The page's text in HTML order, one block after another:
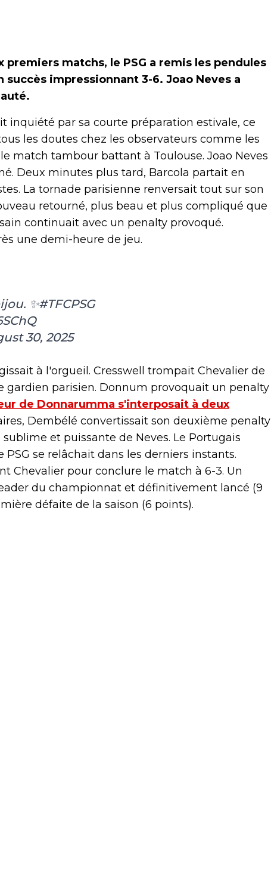
premiers matchs, le PSG a remis les pendules
succès impressionnant 3-6. Joao Neves a
inquiété par sa courte préparation estivale, ce
les doutes chez les observateurs comme les
match tambour battant à Toulouse. Joao Neves
Deux minutes plus tard, Barcola partait en
La tornade parisienne renversait tout sur son
retourné, plus beau et plus compliqué que
continuait avec un penalty provoqué.
une demi-heure de jeu.
✨#TFCPSG
30, 2025
à l'orgueil. Cresswell trompait Chevalier de
gardien parisien. Donnum provoquait un penalty
de Donnarumma s'interposait à deux
Dembélé convertissait son deuxième penalty
et puissante de Neves. Le Portugais
PSG se relâchait dans les derniers instants.
Chevalier pour conclure le match à 6-3. Un
du championnat et définitivement lancé (9
défaite de la saison (6 points).